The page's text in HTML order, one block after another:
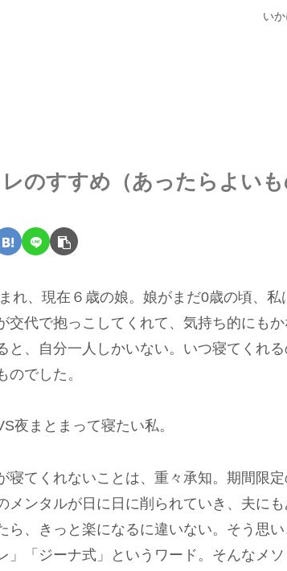
い
のすすめ（あったらよいも
れ、現在６歳の娘。娘がまだ0歳の頃、
交代で抱っこしてくれて、気持ち的にも
と、自分一人しかいない。いつ寝てくれ
のでした。
夜まとまって寝たい私。
寝てくれないことは、重々承知。期間限
メンタルが日に日に削られていき、夫に
ら、きっと楽になるに違いない。そう思
」「ジーナ式」というワード。そんなメ